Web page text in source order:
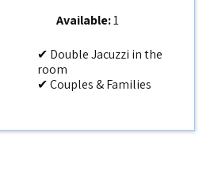
Available:1
✔ Double Jacuzzi in the
room
✔ Couples & Families